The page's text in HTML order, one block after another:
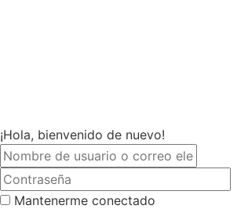
¡Hola, bienvenido de nuevo!
Mantenerme conectado